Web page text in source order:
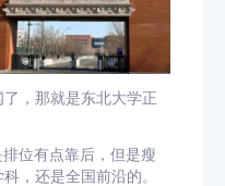
，那就是东北大学正
位有点靠后，但是瘦
，还是全国前沿的。